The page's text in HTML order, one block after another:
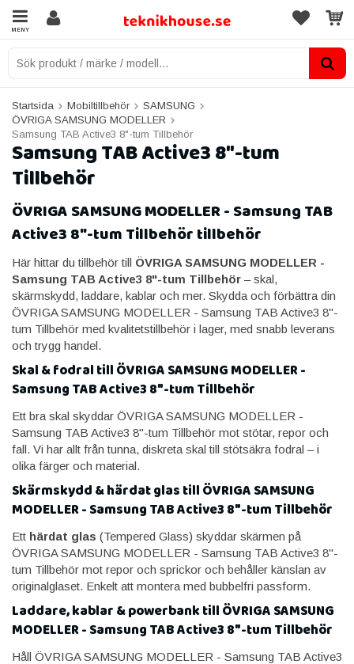
MENY
Startsida Mobiltillbehör
SAMSUNG
ÖVRIGA SAMSUNG MODELLER
Samsung TAB Active3 8"-tum Tillbehör
Samsung TAB Active3 8"-tum
Tillbehör
ÖVRIGA SAMSUNG MODELLER - Samsung TAB
Active3 8"-tum Tillbehör tillbehör
Här hittar du tillbehör till ÖVRIGA SAMSUNG MODELLER -
Samsung TAB Active3 8"-tum Tillbehör – skal,
skärmskydd, laddare, kablar och mer. Skydda och förbättra din
ÖVRIGA SAMSUNG MODELLER - Samsung TAB Active3 8"-
tum Tillbehör med kvalitetstillbehör i lager, med snabb leverans
och trygg handel.
Skal & fodral till ÖVRIGA SAMSUNG MODELLER -
Samsung TAB Active3 8"-tum Tillbehör
Ett bra skal skyddar ÖVRIGA SAMSUNG MODELLER -
Samsung TAB Active3 8"-tum Tillbehör mot stötar, repor och
fall. Vi har allt från tunna, diskreta skal till stötsäkra fodral – i
olika färger och material.
Skärmskydd & härdat glas till ÖVRIGA SAMSUNG
MODELLER - Samsung TAB Active3 8"-tum Tillbehör
Ett härdat glas (Tempered Glass) skyddar skärmen på
ÖVRIGA SAMSUNG MODELLER - Samsung TAB Active3 8"-
tum Tillbehör mot repor och sprickor och behåller känslan av
originalglaset. Enkelt att montera med bubbelfri passform.
Laddare, kablar & powerbank till ÖVRIGA SAMSUNG
MODELLER - Samsung TAB Active3 8"-tum Tillbehör
Håll ÖVRIGA SAMSUNG MODELLER - Samsung TAB Active3